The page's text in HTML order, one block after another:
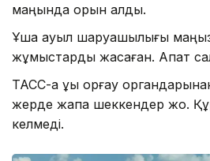
маңында орын алды.
Ұшақ ауыл шаруашылығы
жұмыстарды жасаған. Апат
ТАСС-қа құқық қорғау
жерде жапа шеккендер жоқ.
келмеді.